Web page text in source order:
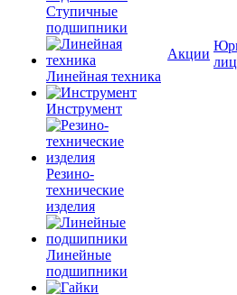
Ступичные
подшипники
Линейная техника
Инструмент
Резино-
технические
изделия
Линейные
подшипники
Акции